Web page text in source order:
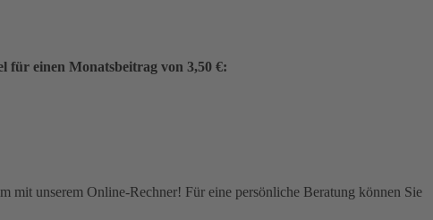
für einen Monatsbeitrag von 3,50 €:
mit unserem Online-Rechner! Für eine persönliche Beratung können Sie